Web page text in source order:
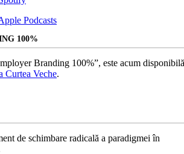
100%
Branding 100%”, este acum
Curtea Veche.
de schimbare radicală a paradigmei în